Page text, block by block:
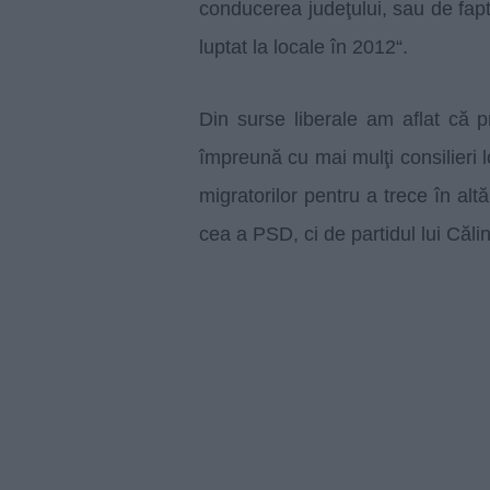
conducerea judeţului, sau de
luptat la locale în 2012“.
Din surse liberale am aflat că
împreună cu mai mulţi consilieri
migratorilor pentru a trece în
cea a PSD, ci de partidul lui